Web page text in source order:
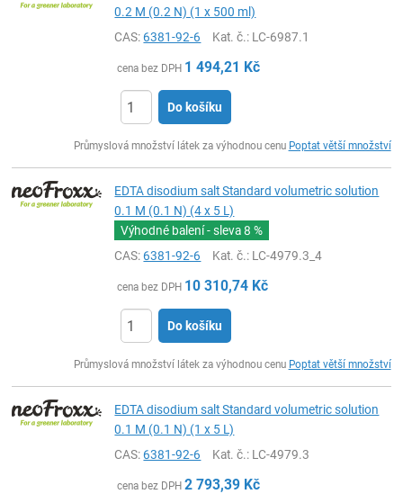
0.2 M (0.2 N) (1 x 500 ml)
CAS:6381-92-6 Kat. č.: LC-6987.1
cena bez DPH 1 494,21 Kč
Do košíku
Průmyslová množství látek za výhodnou cenu Poptat větší množství
EDTA disodium salt Standard volumetric solution
0.1 M (0.1 N) (4 x 5 L)
Výhodné balení - sleva8 %
CAS:6381-92-6 Kat. č.: LC-4979.3_4
cena bez DPH 10 310,74 Kč
Do košíku
Průmyslová množství látek za výhodnou cenu Poptat větší množství
EDTA disodium salt Standard volumetric solution
0.1 M (0.1 N) (1 x 5 L)
CAS:6381-92-6 Kat. č.: LC-4979.3
cena bez DPH 2 793,39 Kč